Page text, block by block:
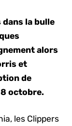
dans la bulle
alors
et
de
octobre.
les Clippers